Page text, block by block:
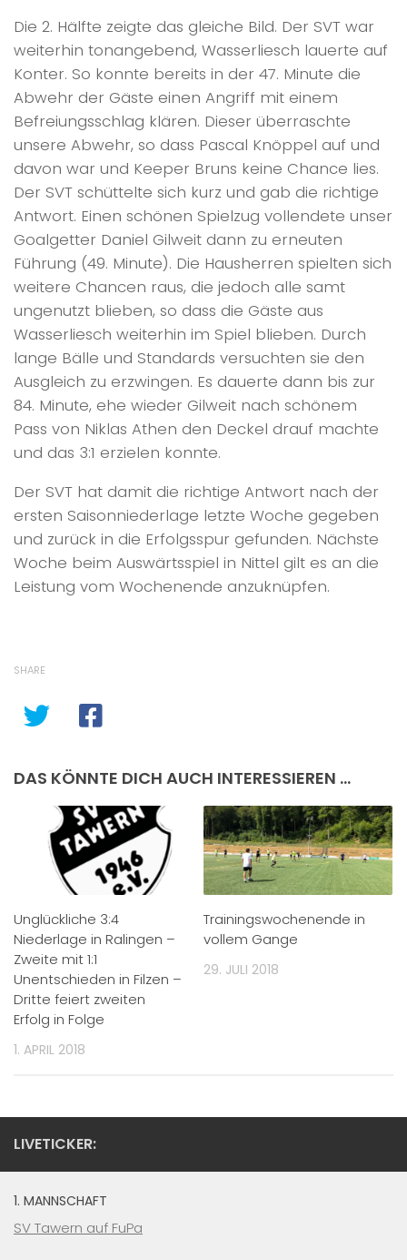
Die 2. Hälfte zeigte das gleiche Bild. Der SVT war
weiterhin tonangebend, Wasserliesch lauerte auf
Konter. So konnte bereits in der 47. Minute die
Abwehr der Gäste einen Angriff mit einem
Befreiungsschlag klären. Dieser überraschte
unsere Abwehr, so dass Pascal Knöppel auf und
davon war und Keeper Bruns keine Chance lies.
Der SVT schüttelte sich kurz und gab die richtige
Antwort. Einen schönen Spielzug vollendete unser
Goalgetter Daniel Gilweit dann zu erneuten
Führung (49. Minute). Die Hausherren spielten sich
weitere Chancen raus, die jedoch alle samt
ungenutzt blieben, so dass die Gäste aus
Wasserliesch weiterhin im Spiel blieben. Durch
lange Bälle und Standards versuchten sie den
Ausgleich zu erzwingen. Es dauerte dann bis zur
84. Minute, ehe wieder Gilweit nach schönem
Pass von Niklas Athen den Deckel drauf machte
und das 3:1 erzielen konnte.
Der SVT hat damit die richtige Antwort nach der
ersten Saisonniederlage letzte Woche gegeben
und zurück in die Erfolgsspur gefunden. Nächste
Woche beim Auswärtsspiel in Nittel gilt es an die
Leistung vom Wochenende anzuknüpfen.
SHARE
DAS KÖNNTE DICH AUCH INTERESSIEREN …
Unglückliche 3:4
Niederlage in Ralingen –
Zweite mit 1:1
Unentschieden in Filzen –
Dritte feiert zweiten
Erfolg in Folge
1. APRIL 2018
Trainingswochenende in
vollem Gange
29. JULI 2018
LIVETICKER:
1. MANNSCHAFT
SV Tawern auf FuPa